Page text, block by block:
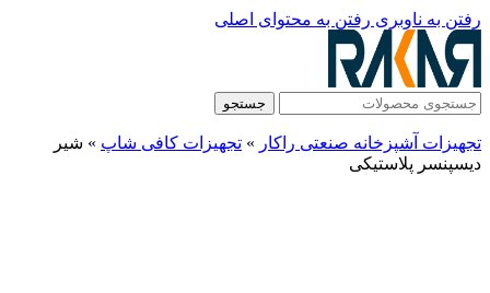
رفتن به ناوبری رفتن به محتوای اصلی
جستجو
تجهیزات آشپزخانه صنعتی راکار » تجهیزات کافی شاپ » شیر
دیسپنسر پلاستیکی